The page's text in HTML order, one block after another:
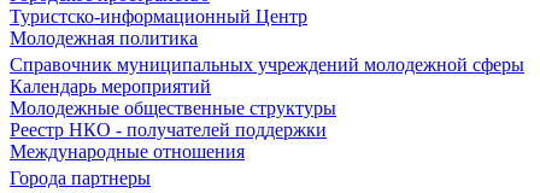
Туристско-информационный Центр
Молодежная политика
Справочник муниципальных учреждений молодежной сферы
Календарь мероприятий
Молодежные общественные структуры
Реестр НКО - получателей поддержки
Международные отношения
Города партнеры